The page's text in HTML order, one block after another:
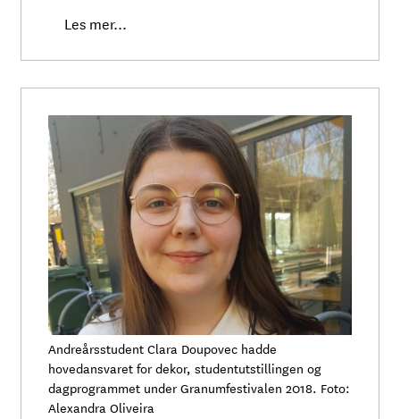
Les mer...
Andreårsstudent Clara Doupovec hadde
hovedansvaret for dekor, studentutstillingen og
dagprogrammet under Granumfestivalen 2018. Foto:
Alexandra Oliveira